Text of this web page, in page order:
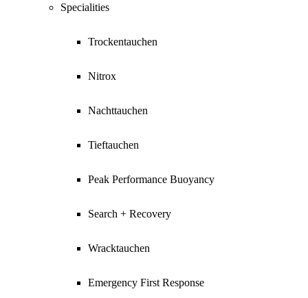
Specialities
Trockentauchen
Nitrox
Nachttauchen
Tieftauchen
Peak Performance Buoyancy
Search + Recovery
Wracktauchen
Emergency First Response